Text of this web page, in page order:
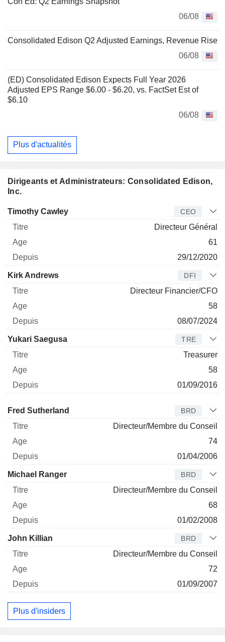
06/08
Consolidated Edison Q2 Adjusted Earnings, Revenue Rise
06/08
(ED) Consolidated Edison Expects Full Year 2026
Adjusted EPS Range $6.00 - $6.20, vs. FactSet Est of
$6.10
06/08
Plus d'actualités
Dirigeants et Administrateurs: Consolidated Edison,
Inc.
Dirigeant Titre Age
Timothy Cawley CEO
Directeur Général
61
29/12/2020
Kirk Andrews DFI
Directeur Financier/CFO
58
08/07/2024
Yukari Saegusa TRE
Treasurer
58
01/09/2016
Administrateur Titre
Fred Sutherland BRD
Directeur/Membre du Conseil
74
01/04/2006
Michael Ranger BRD
Directeur/Membre du Conseil
68
01/02/2008
John Killian BRD
Directeur/Membre du Conseil
72
01/09/2007
Plus d'insiders